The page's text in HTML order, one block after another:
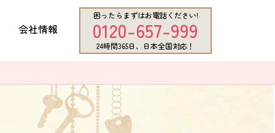
会社情報
困ったらまずはお電話ください!
0120-657-999
24時間365日、日本全国対応！